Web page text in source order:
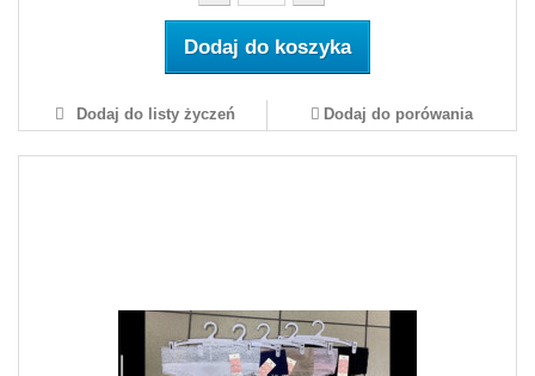
Dodaj do koszyka
Dodaj do listy życzeń Dodaj do porówania